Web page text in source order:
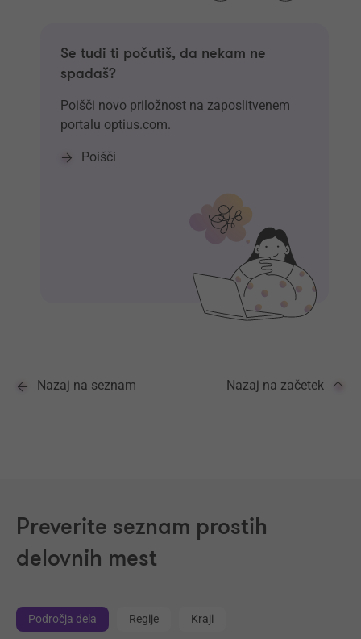
Se tudi ti počutiš, da nekam ne
spadaš?
Poišči novo priložnost na zaposlitvenem
portalu optius.com.
Poišči
Nazaj na seznam Nazaj na začetek
Preverite seznam prostih
delovnih mest
Področja dela Regije Kraji